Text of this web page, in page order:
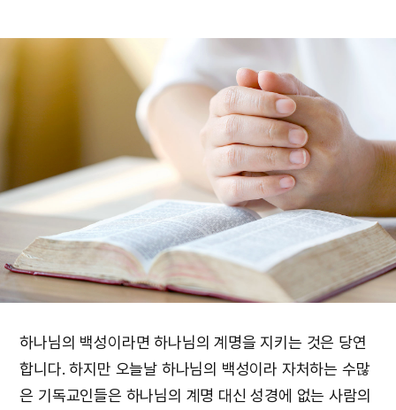
하나님의 백성이라면 하나님의 계명을 지키는 것은 당연
합니다. 하지만 오늘날 하나님의 백성이라 자처하는 수많
은 기독교인들은 하나님의 계명 대신 성경에 없는 사람의